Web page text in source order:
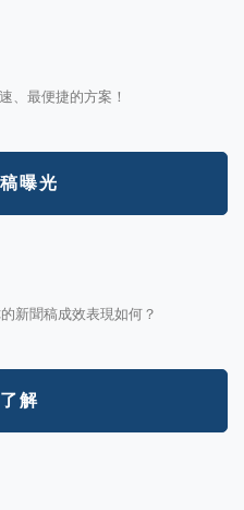
、最便捷的方案！
曝光
新聞稿成效表現如何？
解